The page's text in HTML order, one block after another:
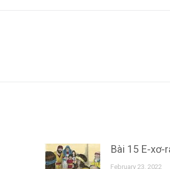
Bài 15 E-xơ-
February 23, 2022